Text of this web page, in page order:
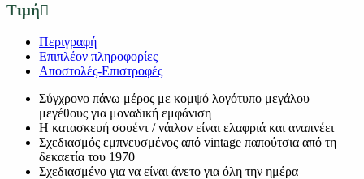
Τιμή
Περιγραφή
Επιπλέον πληροφορίες
Αποστολές-Επιστροφές
Σύγχρονο πάνω μέρος με κομψό λογότυπο μεγάλου
μεγέθους για μοναδική εμφάνιση
Η κατασκευή σουέντ / νάιλον είναι ελαφριά και αναπνέει
Σχεδιασμός εμπνευσμένος από vintage παπούτσια από τη
δεκαετία του 1970
Σχεδιασμένο για να είναι άνετο για όλη την ημέρα